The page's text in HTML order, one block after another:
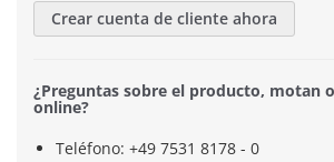
Crear cuenta de cliente ahora
¿Preguntas sobre el producto, motan
online?
Teléfono: +49 7531 8178 - 0